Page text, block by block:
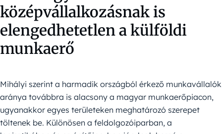
középvállalkozásnak is
elengedhetetlen a külföldi
munkaerő
Mihályi szerint a harmadik országból érkező munkavállalók
aránya továbbra is alacsony a magyar munkaerőpiacon,
ugyanakkor egyes területeken meghatározó szerepet
töltenek be. Különösen a feldolgozóiparban, a